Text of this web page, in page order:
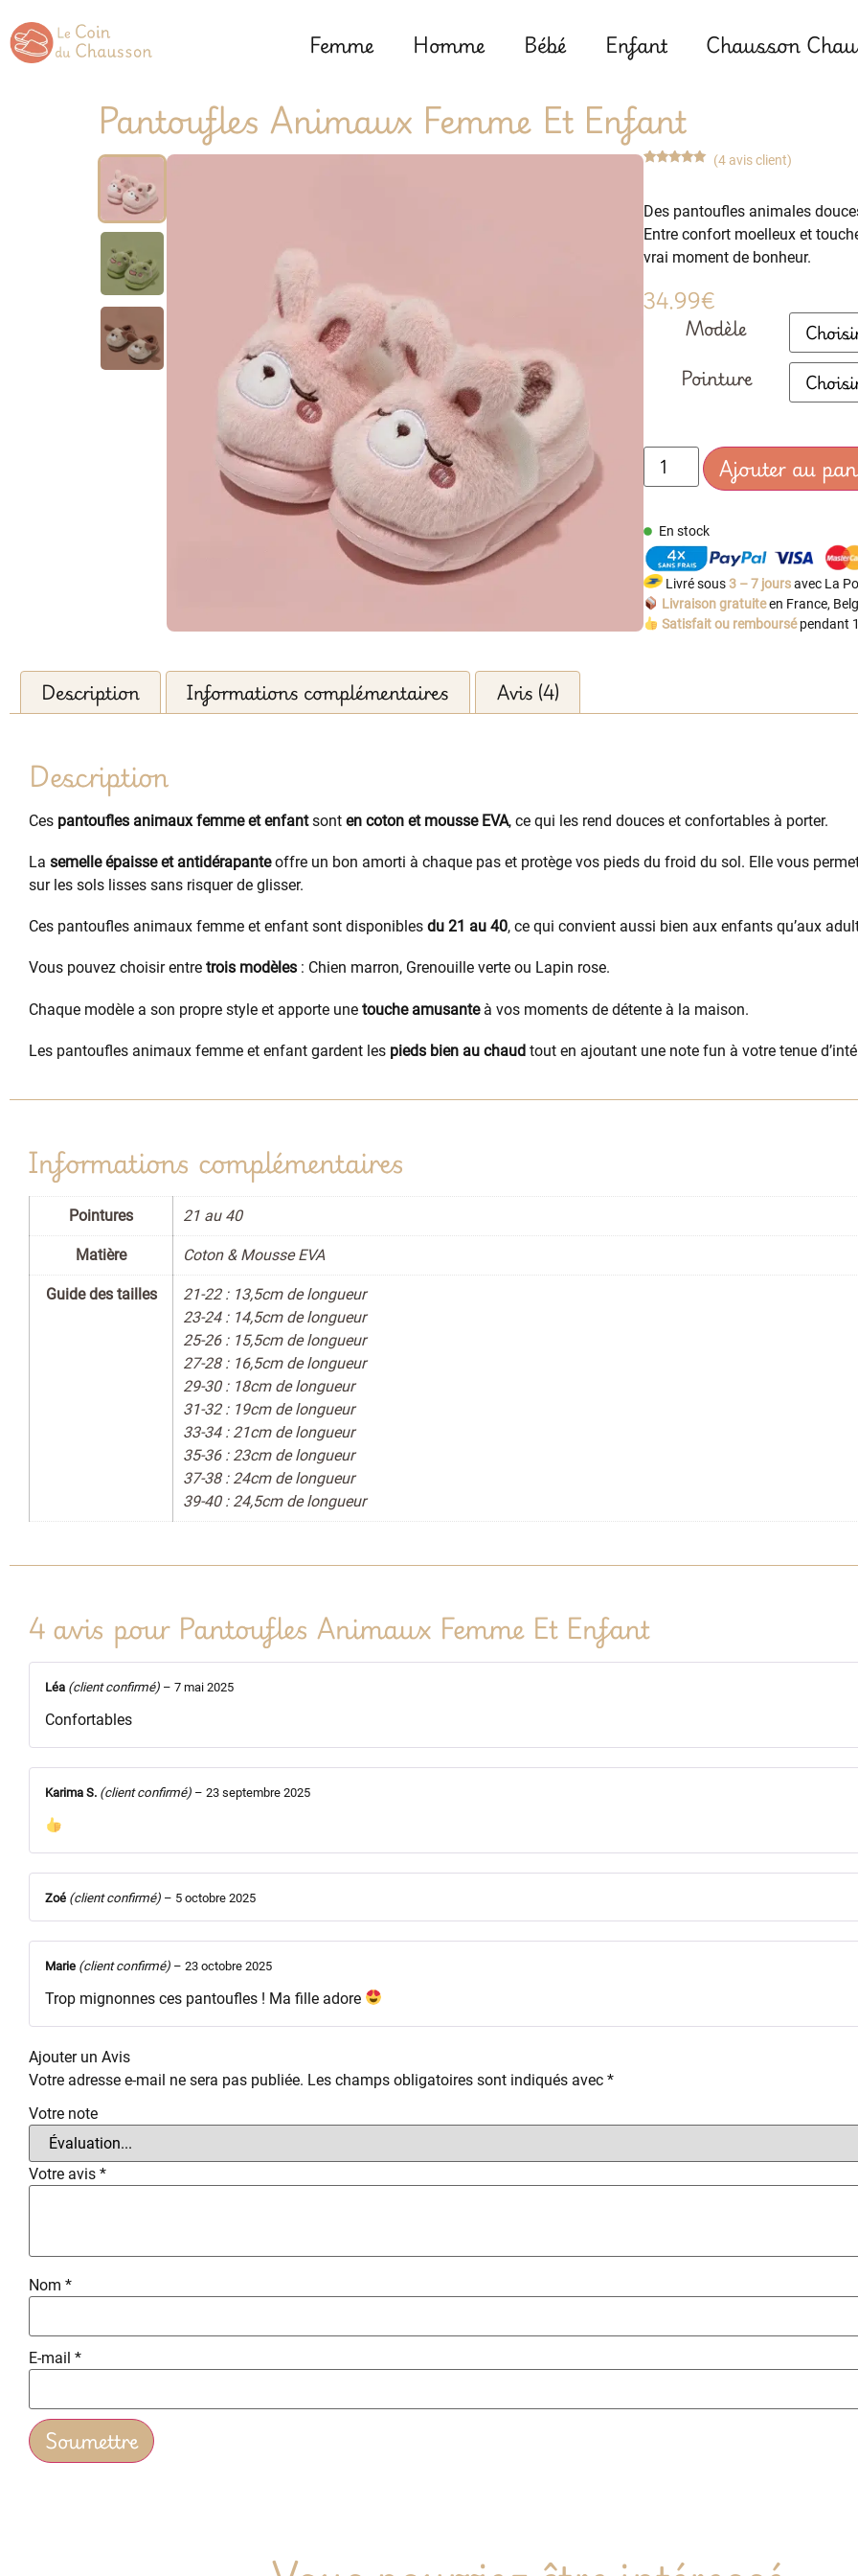
Femme Homme Bébé Enfant Chausson
Pantoufles Animaux Femme Et Enfant
notations
client
(4 avis client)
Des pantoufles animales
Entre confort moelleux et
vrai moment de bonheur.
34.99€
Modèle
Pointure
Ajouter au
En stock
Livré sous3 – 7 joursavec La
Livraison gratuiteen France,
Satisfait ou remboursépendant
Description Informations complémentaires Avis (4)
Description
Ces pantoufles animaux femme et enfantsont en coton et mousse EVA, ce qui les rend douces et confortables à porter.
La semelle épaisse et antidérapanteoffre un bon amorti à chaque pas et protège vos pieds du froid du sol. Elle vous
sur les sols lisses sans risquer de glisser.
Ces pantoufles animaux femme et enfant sont disponibles du 21 au 40, ce qui convient aussi bien aux enfants qu’aux
Vous pouvez choisir entre trois modèles : Chien marron, Grenouille verte ou Lapin rose.
Chaque modèle a son propre style et apporte une touche amusanteà vos moments de détente à la maison.
Les pantoufles animaux femme et enfant gardent les pieds bien au chaud tout en ajoutant une note fun à votre tenue
Informations complémentaires
Pointures 21 au 40
Matière Coton & Mousse EVA
Guide des tailles
21-22 : 13,5cm de longueur
23-24 : 14,5cm de longueur
25-26 : 15,5cm de longueur
27-28 : 16,5cm de longueur
29-30 : 18cm de longueur
31-32 : 19cm de longueur
33-34 : 21cm de longueur
35-36 : 23cm de longueur
37-38 : 24cm de longueur
39-40 : 24,5cm de longueur
4 avis pour Pantoufles Animaux Femme Et Enfant
Léa (client confirmé) – 7 mai 2025
Confortables
Karima S. (client confirmé) – 23 septembre 2025
Zoé (client confirmé) – 5 octobre 2025
Marie (client confirmé) – 23 octobre 2025
Trop mignonnes ces pantoufles ! Ma fille adore
Ajouter un Avis
Votre adresse e-mail ne sera pas publiée. Les champs obligatoires sont indiqués avec *
Votre note
Votre avis *
Nom *
E-mail *